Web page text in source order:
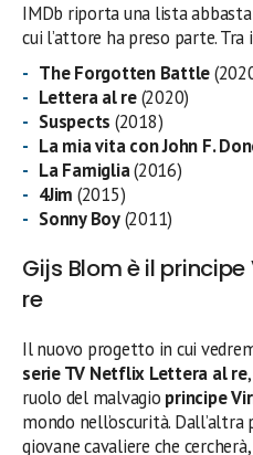
IMDb riporta una lista
cui l’attore ha preso parte.
The Forgotten Battle
Lettera al re(2020)
Suspects (2018)
La mia vita con John F.
La Famiglia(2016)
4Jim (2015)
Sonny Boy(2011)
Gijs Blom è il
re
Il nuovo progetto in cui
serie TV Netflix Lettera al re
ruolo del malvagio principe
mondo nell’oscurità. Dall’altra
giovane cavaliere che